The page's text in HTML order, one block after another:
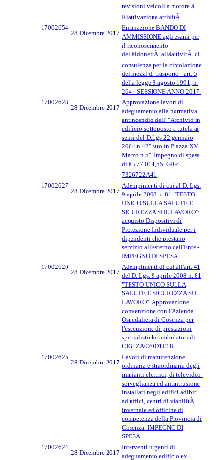
revisioni veicoli a motore â
Riattivazione attivitÃ .
17002654
28 Dicembre 2017
Emanazione BANDO DI
AMMISSIONE agli esami per
il riconoscimento
dellâidoneitÃ allâattivitÃ di
consulenza per la circolazione
dei mezzi di trasporto - art. 5
della legge 8 agosto 1991, n.
264 - SESSIONE ANNO 2017.
17002628
28 Dicembre 2017
Approvazione lavori di
adeguamento alla normativa
antincendio dell' "Archivio in
edificio sottoposto a tutela ai
sensi del D.Lgs 22 gennaio
2004 n.42" sito in Piazza XV
Marzo n.5". Impegno di spesa
di â¬ 77.014,55. GIG:
7326722A41
17002627
28 Dicembre 2017
Adempimenti di cui al D. Lgs.
9 aprile 2008 n. 81 "TESTO
UNICO SULLA SALUTE E
SICUREZZA SUL LAVORO":
acquisto Dispositivi di
Protezione Individuale per i
dipendenti che prestano
servizio all'esterno dell'Ente -
IMPEGNO DI SPESA.
17002626
28 Dicembre 2017
Adempimenti di cui all'art. 41
del D. Lgs. 9 aprile 2008 n. 81
"TESTO UNICO SULLA
SALUTE E SICUREZZA SUL
LAVORO". Approvazione
convenzione con l'Azienda
Ospedaliera di Cosenza per
l'esecuzione di prestazioni
specialistiche ambulatoriali.
CIG: ZA020D1E18
17002625
28 Dicembre 2017
Lavori di manutenzione
ordinaria e straordinaria degli
impianti elettrici, di televideo-
sorveglianza ed antintrusione
installati negli edifici adibiti
ad uffici, centri di viabilitÃ
invernale ed officine di
competenza della Provincia di
Cosenza. IMPEGNO DI
SPESA.
17002624
28 Dicembre 2017
Interventi urgenti di
adeguamento edificio ex